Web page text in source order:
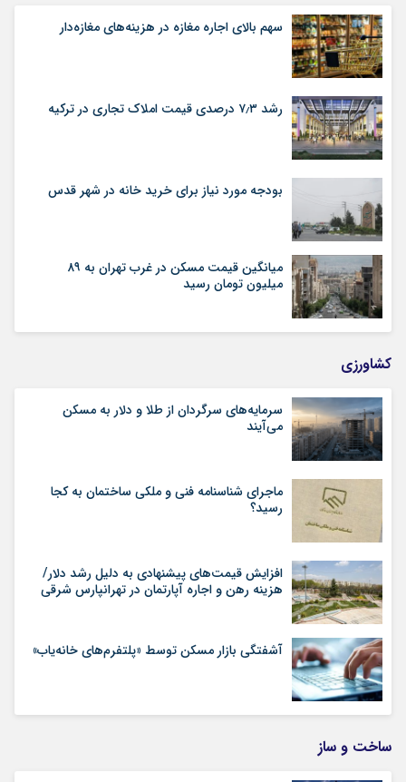
سهم بالای اجاره‌‌ مغازه در هزینه‌‌های مغازه‌‌دار
رشد ۷٫۳ درصدی قیمت‌ املاک تجاری در ترکیه
بودجه مورد نیاز برای خرید خانه در شهر قدس
میانگین قیمت مسکن در غرب تهران به ۸۹
میلیون تومان رسید
کشاورزی
سرمایه‌های سرگردان از طلا و دلار به مسکن
می‌آیند
ماجرای شناسنامه‌ فنی و ملکی ساختمان به کجا
رسید؟
افزایش قیمت‌های پیشنهادی به دلیل رشد دلار/
هزینه رهن و اجاره آپارتمان در تهرانپارس شرقی
آشفتگی بازار مسکن توسط «پلتفرم‌های خانه‌یاب»
ساخت و ساز